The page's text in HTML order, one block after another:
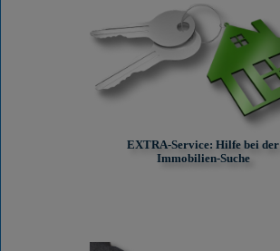
EXTRA-Service: Hilfe bei der
Immobilien-Suche